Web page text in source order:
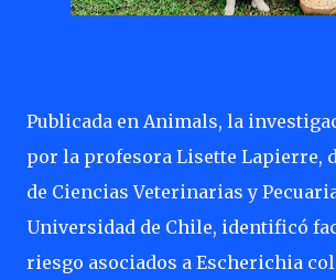
Publicada en Animals, la
por la profesora Lisette Lapierre,
de Ciencias Veterinarias y
Universidad de Chile, identificó
riesgo asociados a Escherichia